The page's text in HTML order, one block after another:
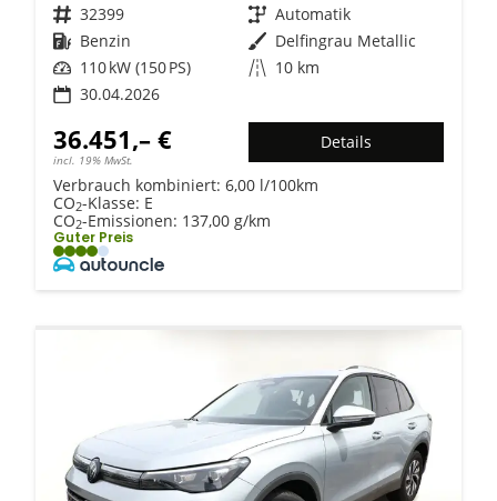
Fahrzeugnr. 32399 Getriebe Automatik
Kraftstoff Benzin Außenfarbe Delfingrau Metallic
Leistung 110 kW (150 PS) Kilometerstand 10 km
30.04.2026
36.451,– €
incl. 19% MwSt.
Details
Verbrauch kombiniert: 6,00 l/100km
CO2-Klasse: E
CO2-Emissionen: 137,00 g/km
Guter Preis